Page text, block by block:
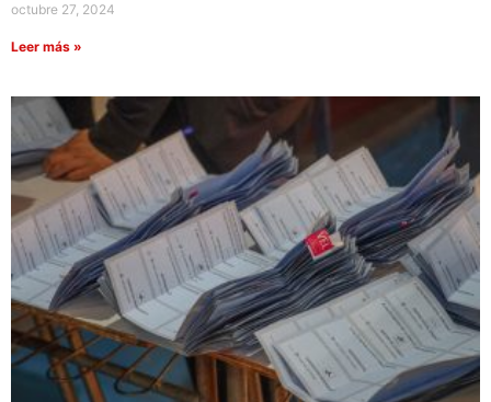
octubre 27, 2024
Leer más »